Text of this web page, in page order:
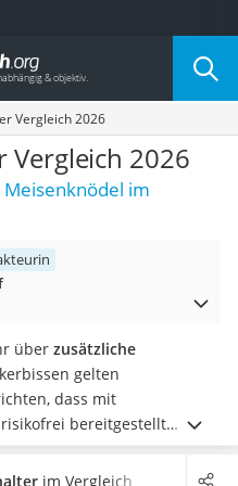
Vergleich 2026
2026
im
über zusätzliche
gelten
dass mit
bereitgestellt
wird vermieden, dass sich
Hierbei sollte ein guter
im Vergleich